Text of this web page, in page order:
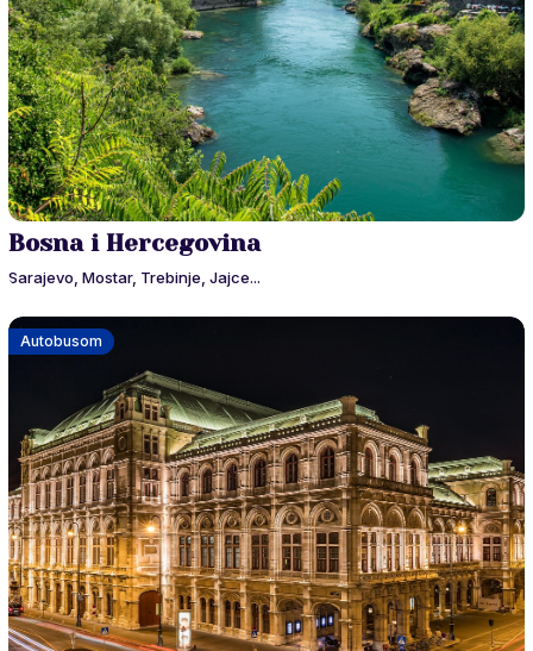
Bosna i Hercegovina
Sarajevo, Mostar, Trebinje, Jajce...
Autobusom